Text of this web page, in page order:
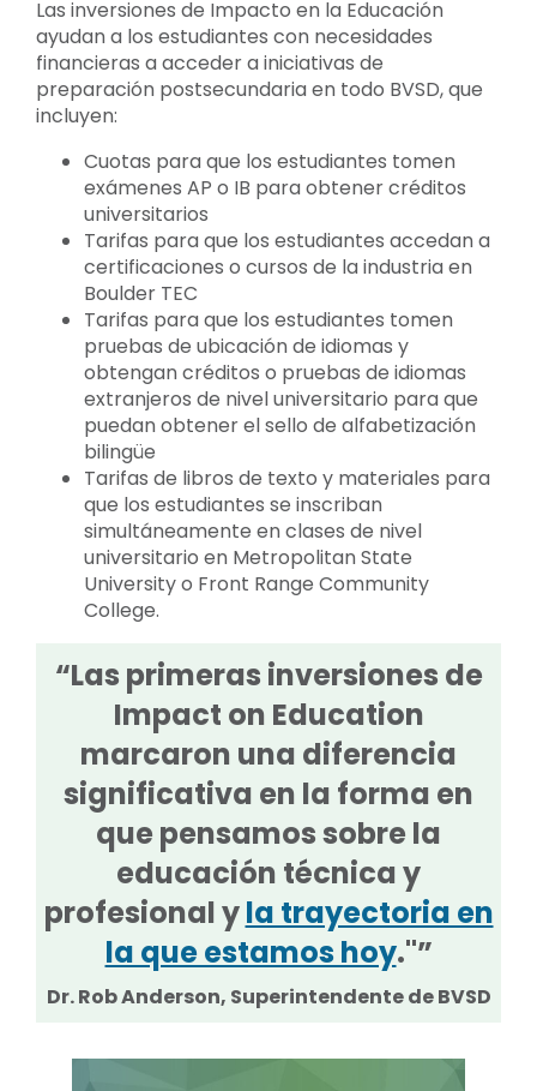
Las inversiones de Impacto en la Educación
ayudan a los estudiantes con necesidades
financieras a acceder a iniciativas de
preparación postsecundaria en todo BVSD, que
incluyen:
Cuotas para que los estudiantes tomen
exámenes AP o IB para obtener créditos
universitarios
Tarifas para que los estudiantes accedan a
certificaciones o cursos de la industria en
Boulder TEC
Tarifas para que los estudiantes tomen
pruebas de ubicación de idiomas y
obtengan créditos o pruebas de idiomas
extranjeros de nivel universitario para que
puedan obtener el sello de alfabetización
bilingüe
Tarifas de libros de texto y materiales para
que los estudiantes se inscriban
simultáneamente en clases de nivel
universitario en Metropolitan State
University o Front Range Community
College.
“Las primeras inversiones de
Impact on Education
marcaron una diferencia
significativa en la forma en
que pensamos sobre la
educación técnica y
profesional yla trayectoria en
la que estamos hoy."”
Dr. Rob Anderson, Superintendente de BVSD